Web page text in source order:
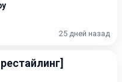
25 дней назад